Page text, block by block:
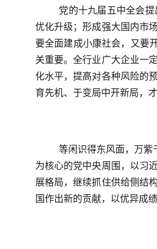
党的十九届五中全会
优化升级；形成强大国内市
要全面建成小康社会，又要
关重要。全行业广大企业一
化水平，提高对各种风险的
育先机、于变局中开新局，
等闲识得东风面，万紫
为核心的党中央周围，以习
展格局，继续抓住供给侧结
国作出新的贡献，以优异成